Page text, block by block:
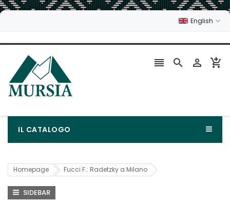
English
   
IL CATALOGO
Homepage Fucci F.: Radetzky a Milano
SIDEBAR